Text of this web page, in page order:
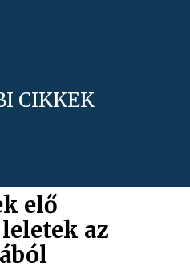
CIKKEK
elő
az